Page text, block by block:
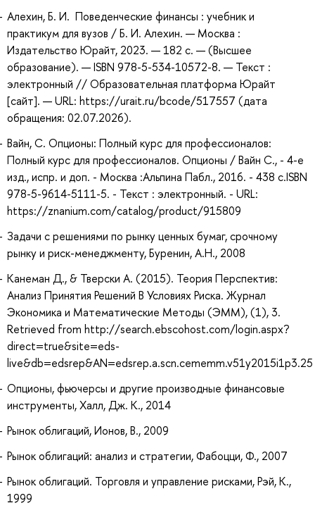
Алехин, Б. И. Поведенческие финансы : учебник и
практикум для вузов / Б. И. Алехин. — Москва :
Издательство Юрайт, 2023. — 182 с. — (Высшее
образование). — ISBN 978-5-534-10572-8. — Текст :
электронный // Образовательная платформа Юрайт
[сайт]. — URL: https://urait.ru/bcode/517557 (дата
обращения: 02.07.2026).
Вайн, С. Опционы: Полный курс для профессионалов:
Полный курс для профессионалов. Опционы / Вайн С., - 4-е
изд., испр. и доп. - Москва :Альпина Пабл., 2016. - 438 с.ISBN
978-5-9614-5111-5. - Текст : электронный. - URL:
https://znanium.com/catalog/product/915809
Задачи с решениями по рынку ценных бумаг, срочному
рынку и риск-менеджменту, Буренин, А.Н., 2008
Канеман Д., & Тверски А. (2015). Теория Перспектив:
Анализ Принятия Решений В Условиях Риска. Журнал
Экономика и Математические Методы (ЭММ), (1), 3.
Retrieved from http://search.ebscohost.com/login.aspx?
direct=true&site=eds-
live&db=edsrep&AN=edsrep.a.scn.cememm.v51y2015i1p3.25
Опционы, фьючерсы и другие производные финансовые
инструменты, Халл, Дж. К., 2014
Рынок облигаций, Ионов, В., 2009
Рынок облигаций: анализ и стратегии, Фабоцци, Ф., 2007
Рынок облигаций. Торговля и управление рисками, Рэй, К.,
1999